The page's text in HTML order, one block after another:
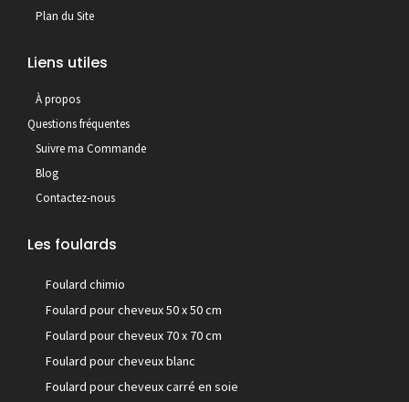
Plan du Site
Liens utiles
À propos
Questions fréquentes
Suivre ma Commande
Blog
Contactez-nous
Les foulards
Foulard chimio
Foulard pour cheveux 50 x 50 cm
Foulard pour cheveux 70 x 70 cm
Foulard pour cheveux blanc
Foulard pour cheveux carré en soie